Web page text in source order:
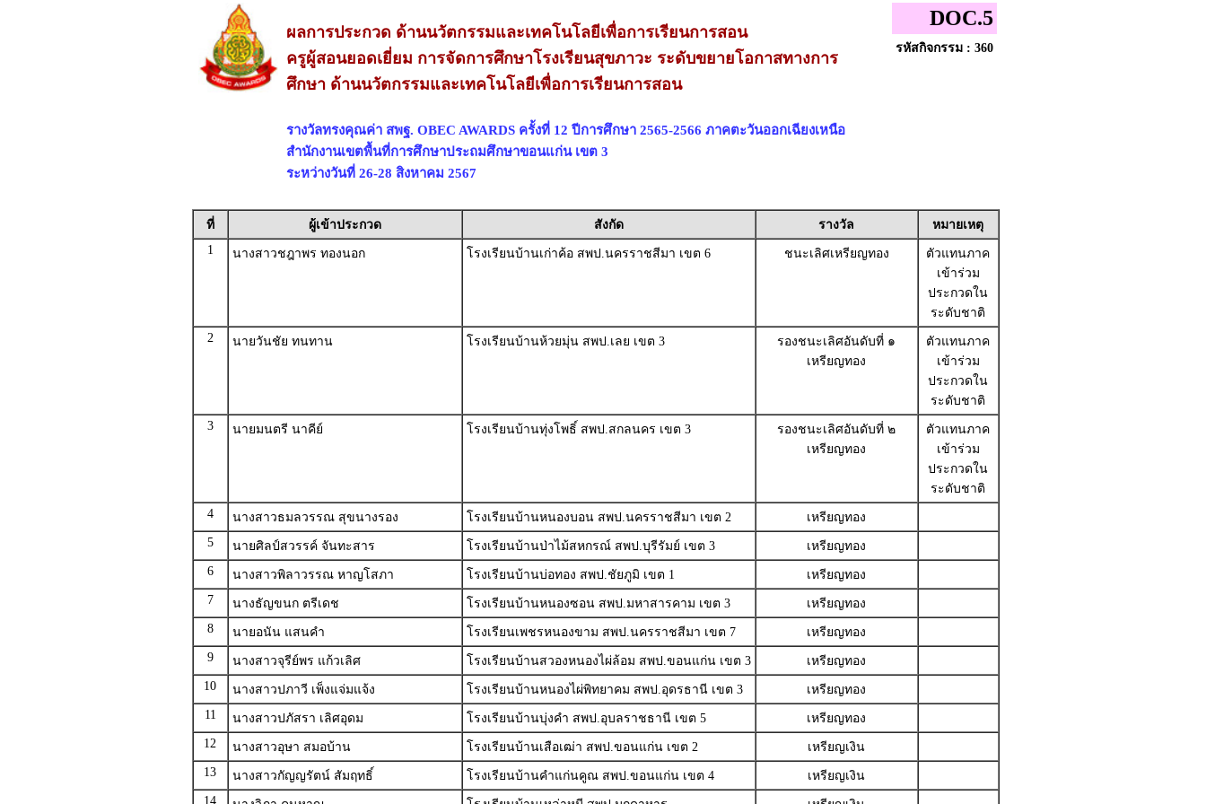
ผลการประกวด ด้านนวัตกรรมและเทคโนโลยีเพื่อการเรียนการสอน
ครูผู้สอนยอดเยี่ยม การจัดการศึกษาโรงเรียนสุขภาวะ ระดับขยายโอกาสทางการ
ศึกษา ด้านนวัตกรรมและเทคโนโลยีเพื่อการเรียนการสอน
รางวัลทรงคุณค่า สพฐ. OBEC AWARDS ครั้งที่ 12 ปีการศึกษา 2565-2566 ภาคตะวันออกเฉียงเหนือ
สำนักงานเขตพื้นที่การศึกษาประถมศึกษาขอนแก่น เขต 3
ระหว่างวันที่ 26-28 สิงหาคม 2567
DOC.5
รหัสกิจกรรม : 360
ที่ ผู้เข้าประกวด สังกัด รางวัล
หมายเหตุ
1
นางสาวชฎาพร ทองนอก โรงเรียนบ้านเก่าค้อ สพป.นครราชสีมา เขต 6 ชนะเลิศเหรียญทอง
ตัวแทนภาค
เข้าร่วม
ประกวดใน
ระดับชาติ
2
นายวันชัย ทนทาน โรงเรียนบ้านห้วยมุ่น สพป.เลย เขต 3
รองชนะเลิศอันดับที่ ๑
เหรียญทอง
ตัวแทนภาค
เข้าร่วม
ประกวดใน
ระดับชาติ
3
นายมนตรี นาคีย์ โรงเรียนบ้านทุ่งโพธิ์ สพป.สกลนคร เขต 3
รองชนะเลิศอันดับที่ ๒
เหรียญทอง
ตัวแทนภาค
เข้าร่วม
ประกวดใน
ระดับชาติ
4
นางสาวธมลวรรณ สุขนางรอง โรงเรียนบ้านหนองบอน สพป.นครราชสีมา เขต 2
เหรียญทอง
5
นายศิลป์สวรรค์ จันทะสาร โรงเรียนบ้านป่าไม้สหกรณ์ สพป.บุรีรัมย์ เขต 3
เหรียญทอง
6
นางสาวพิลาวรรณ หาญโสภา โรงเรียนบ้านบ่อทอง สพป.ชัยภูมิ เขต 1
เหรียญทอง
7
นางธัญขนก ตรีเดช โรงเรียนบ้านหนองซอน สพป.มหาสารคาม เขต 3
เหรียญทอง
8
นายอนัน แสนคำ โรงเรียนเพชรหนองขาม สพป.นครราชสีมา เขต 7
เหรียญทอง
9
นางสาวจุรีย์พร แก้วเลิศ โรงเรียนบ้านสวองหนองไผ่ล้อม สพป.ขอนแก่น เขต 3
เหรียญทอง
10
นางสาวปภาวี เพ็งแจ่มแจ้ง โรงเรียนบ้านหนองไผ่พิทยาคม สพป.อุดรธานี เขต 3
เหรียญทอง
11
นางสาวปภัสรา เลิศอุดม โรงเรียนบ้านบุ่งคำ สพป.อุบลราชธานี เขต 5
เหรียญทอง
12
นางสาวอุษา สมอบ้าน โรงเรียนบ้านเสือเฒ่า สพป.ขอนแก่น เขต 2
เหรียญเงิน
13
นางสาวกัญญรัตน์ สัมฤทธิ์ โรงเรียนบ้านคำแก่นคูณ สพป.ขอนแก่น เขต 4
เหรียญเงิน
14